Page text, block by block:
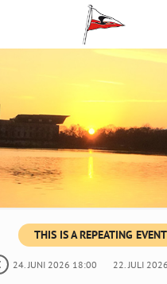
THIS IS A REPEATING EVENT
24. JUNI 2026 18:00 22. JULI